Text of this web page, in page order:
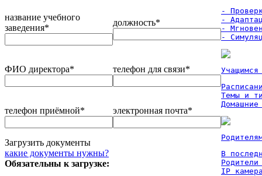
название учебного
заведения*
должность*
ФИО директора* телефон для связи*
телефон приёмной* электронная почта*
Загрузить документы
какие документы нужны?
Обязательны к загрузке:
-
-
-
-
Темы и
Домашние
В
IP